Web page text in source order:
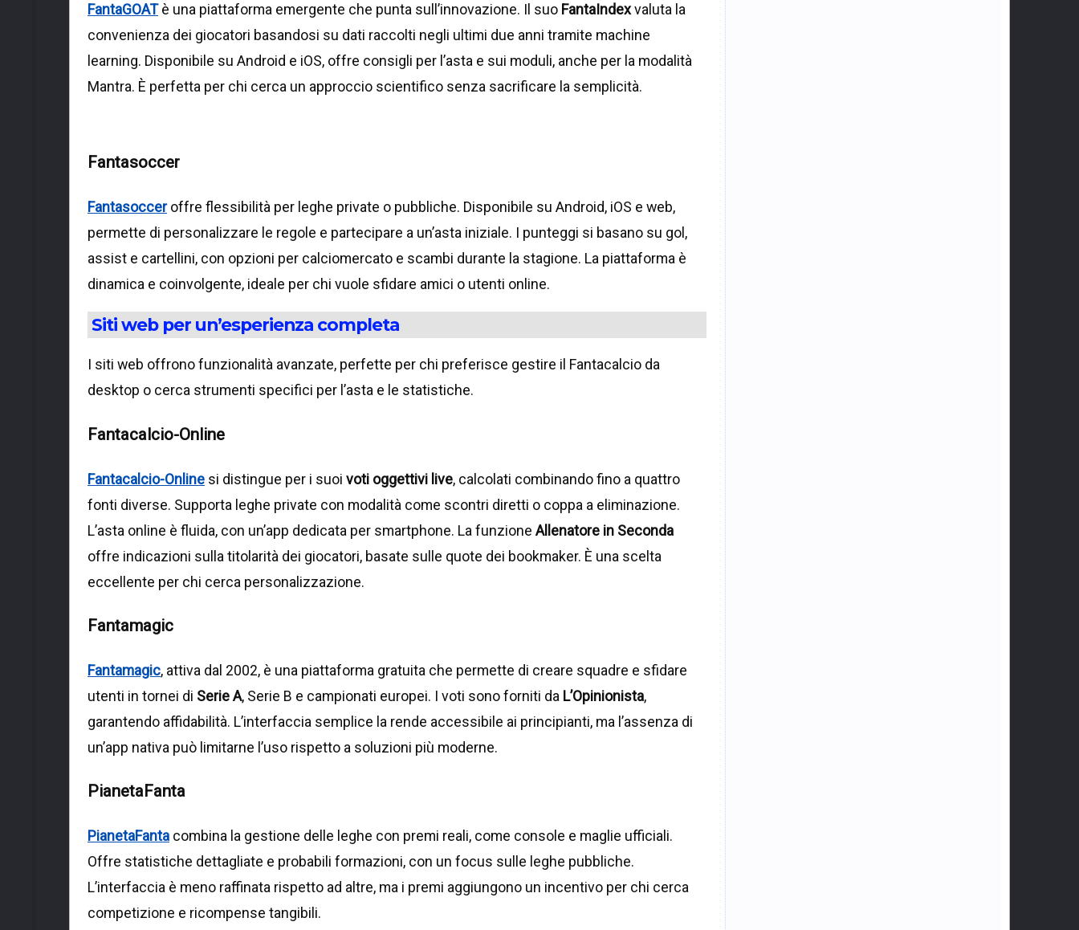
FantaGOATè una piattaforma emergente che punta sull’innovazione. Il suo FantaIndexvaluta la
convenienza dei giocatori basandosi su dati raccolti negli ultimi due anni tramite machine
learning. Disponibile su Android e iOS, offre consigli per l’asta e sui moduli, anche per la modalità
Mantra. È perfetta per chi cerca un approccio scientifico senza sacrificare la semplicità.
Fantasoccer
Fantasocceroffre flessibilità per leghe private o pubbliche. Disponibile su Android, iOS e web,
permette di personalizzare le regole e partecipare a un’asta iniziale. I punteggi si basano su gol,
assist e cartellini, con opzioni per calciomercato e scambi durante la stagione. La piattaforma è
dinamica e coinvolgente, ideale per chi vuole sfidare amici o utenti online.
Siti web per un’esperienza completa
I siti web offrono funzionalità avanzate, perfette per chi preferisce gestire il Fantacalcio da
desktop o cerca strumenti specifici per l’asta e le statistiche.
Fantacalcio-Online
Fantacalcio-Online si distingue per i suoi voti oggettivi live, calcolati combinando fino a quattro
fonti diverse. Supporta leghe private con modalità come scontri diretti o coppa a eliminazione.
L’asta online è fluida, con un’app dedicata per smartphone. La funzione Allenatore in Seconda
offre indicazioni sulla titolarità dei giocatori, basate sulle quote dei bookmaker. È una scelta
eccellente per chi cerca personalizzazione.
Fantamagic
Fantamagic, attiva dal 2002, è una piattaforma gratuita che permette di creare squadre e sfidare
utenti in tornei di Serie A, Serie B e campionati europei. I voti sono forniti da L’Opinionista,
garantendo affidabilità. L’interfaccia semplice la rende accessibile ai principianti, ma l’assenza di
un’app nativa può limitarne l’uso rispetto a soluzioni più moderne.
PianetaFanta
PianetaFanta combina la gestione delle leghe con premi reali, come console e maglie ufficiali.
Offre statistiche dettagliate e probabili formazioni, con un focus sulle leghe pubbliche.
L’interfaccia è meno raffinata rispetto ad altre, ma i premi aggiungono un incentivo per chi cerca
competizione e ricompense tangibili.